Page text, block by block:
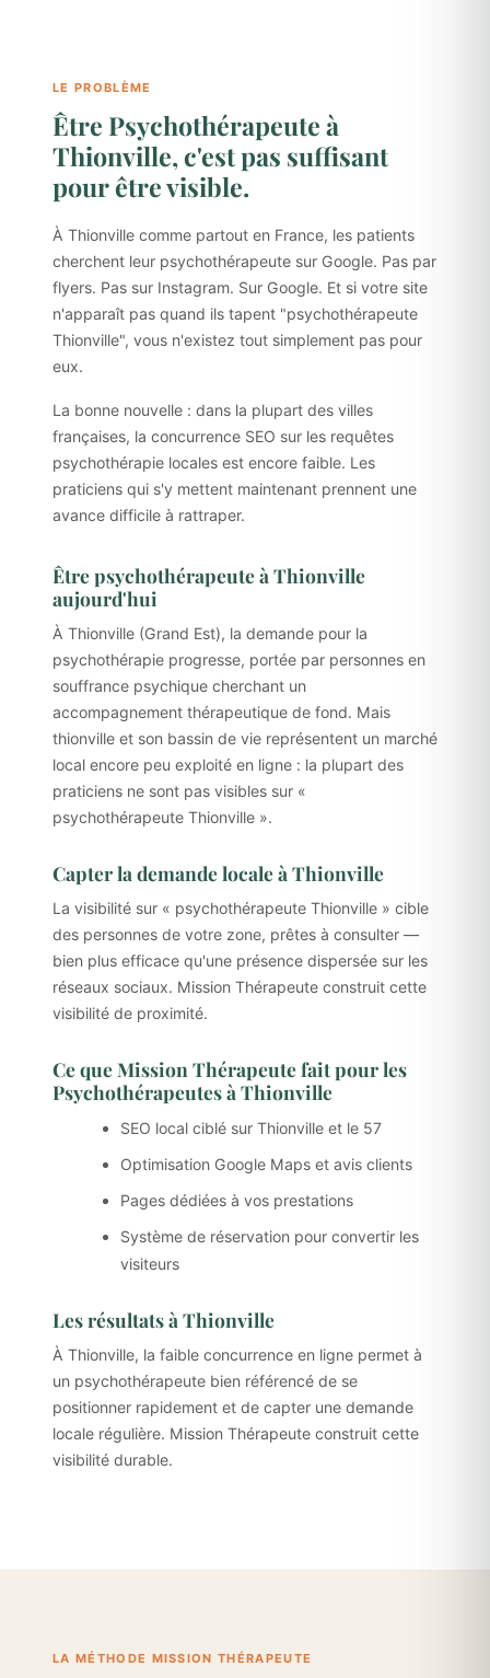
LE PROBLÈME
Être Psychothérapeute à
Thionville, c'est pas suffisant
pour être visible.
À Thionville comme partout en France, les patients
cherchent leur psychothérapeute sur Google. Pas par
flyers. Pas sur Instagram. Sur Google. Et si votre site
n'apparaît pas quand ils tapent "psychothérapeute
Thionville", vous n'existez tout simplement pas pour
eux.
La bonne nouvelle : dans la plupart des villes
françaises, la concurrence SEO sur les requêtes
psychothérapie locales est encore faible. Les
praticiens qui s'y mettent maintenant prennent une
avance difficile à rattraper.
Être psychothérapeute à Thionville
aujourd'hui
À Thionville (Grand Est), la demande pour la
psychothérapie progresse, portée par personnes en
souffrance psychique cherchant un
accompagnement thérapeutique de fond. Mais
thionville et son bassin de vie représentent un marché
local encore peu exploité en ligne : la plupart des
praticiens ne sont pas visibles sur «
psychothérapeute Thionville ».
Capter la demande locale à Thionville
La visibilité sur « psychothérapeute Thionville » cible
des personnes de votre zone, prêtes à consulter —
bien plus efficace qu'une présence dispersée sur les
réseaux sociaux. Mission Thérapeute construit cette
visibilité de proximité.
Ce que Mission Thérapeute fait pour les
Psychothérapeutes à Thionville
SEO local ciblé sur Thionville et le 57
Optimisation Google Maps et avis clients
Pages dédiées à vos prestations
Système de réservation pour convertir les
visiteurs
Les résultats à Thionville
À Thionville, la faible concurrence en ligne permet à
un psychothérapeute bien référencé de se
positionner rapidement et de capter une demande
locale régulière. Mission Thérapeute construit cette
visibilité durable.
LA MÉTHODE MISSION THÉRAPEUTE